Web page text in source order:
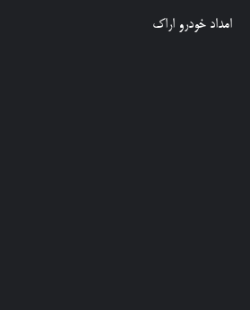
امداد خودرو اراک